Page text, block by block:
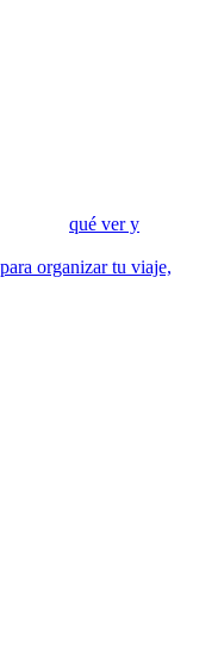
qué ver y
organizar tu viaje,